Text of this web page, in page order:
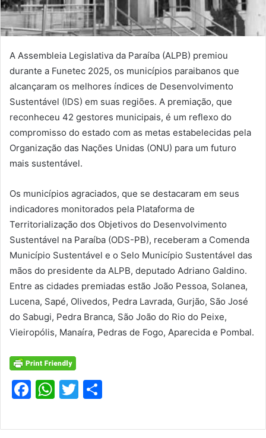
A Assembleia Legislativa da Paraíba (ALPB) premiou
durante a Funetec 2025, os municípios paraibanos que
alcançaram os melhores índices de Desenvolvimento
Sustentável (IDS) em suas regiões. A premiação, que
reconheceu 42 gestores municipais, é um reflexo do
compromisso do estado com as metas estabelecidas pela
Organização das Nações Unidas (ONU) para um futuro
mais sustentável.
Os municípios agraciados, que se destacaram em seus
indicadores monitorados pela Plataforma de
Territorialização dos Objetivos do Desenvolvimento
Sustentável na Paraíba (ODS-PB), receberam a Comenda
Município Sustentável e o Selo Município Sustentável das
mãos do presidente da ALPB, deputado Adriano Galdino.
Entre as cidades premiadas estão João Pessoa, Solanea,
Lucena, Sapé, Olivedos, Pedra Lavrada, Gurjão, São José
do Sabugi, Pedra Branca, São João do Rio do Peixe,
Vieiropólis, Manaíra, Pedras de Fogo, Aparecida e Pombal.
F
c
W
at
T
itt ar